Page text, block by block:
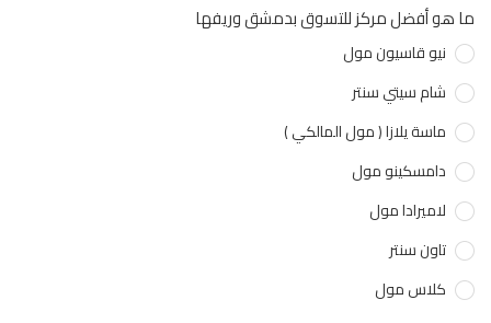
أفضل مركز للتسوق بدمشق وريفها
نيو قاسيون مول
شام سيتي سنتر
ماسة يلازا ( مول المالكي )
دامسكينو مول
لاميرادا مول
تاون سنتر
كلاس مول